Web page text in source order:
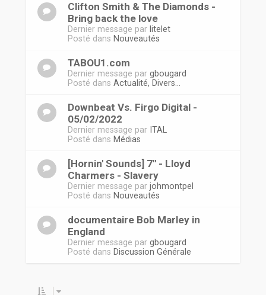
Clifton Smith & The Diamonds -
Bring back the love
Dernier message par litelet
Posté dans Nouveautés
TABOU1.com
Dernier message par gbougard
Posté dans Actualité, Divers...
Downbeat Vs. Firgo Digital -
05/02/2022
Dernier message par ITAL
Posté dans Médias
[Hornin' Sounds] 7" - Lloyd
Charmers - Slavery
Dernier message par johmontpel
Posté dans Nouveautés
documentaire Bob Marley in
England
Dernier message par gbougard
Posté dans Discussion Générale